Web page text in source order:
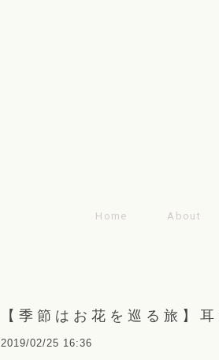
Home About
【季節はお花を巡る旅】
2019/02/25 16:36